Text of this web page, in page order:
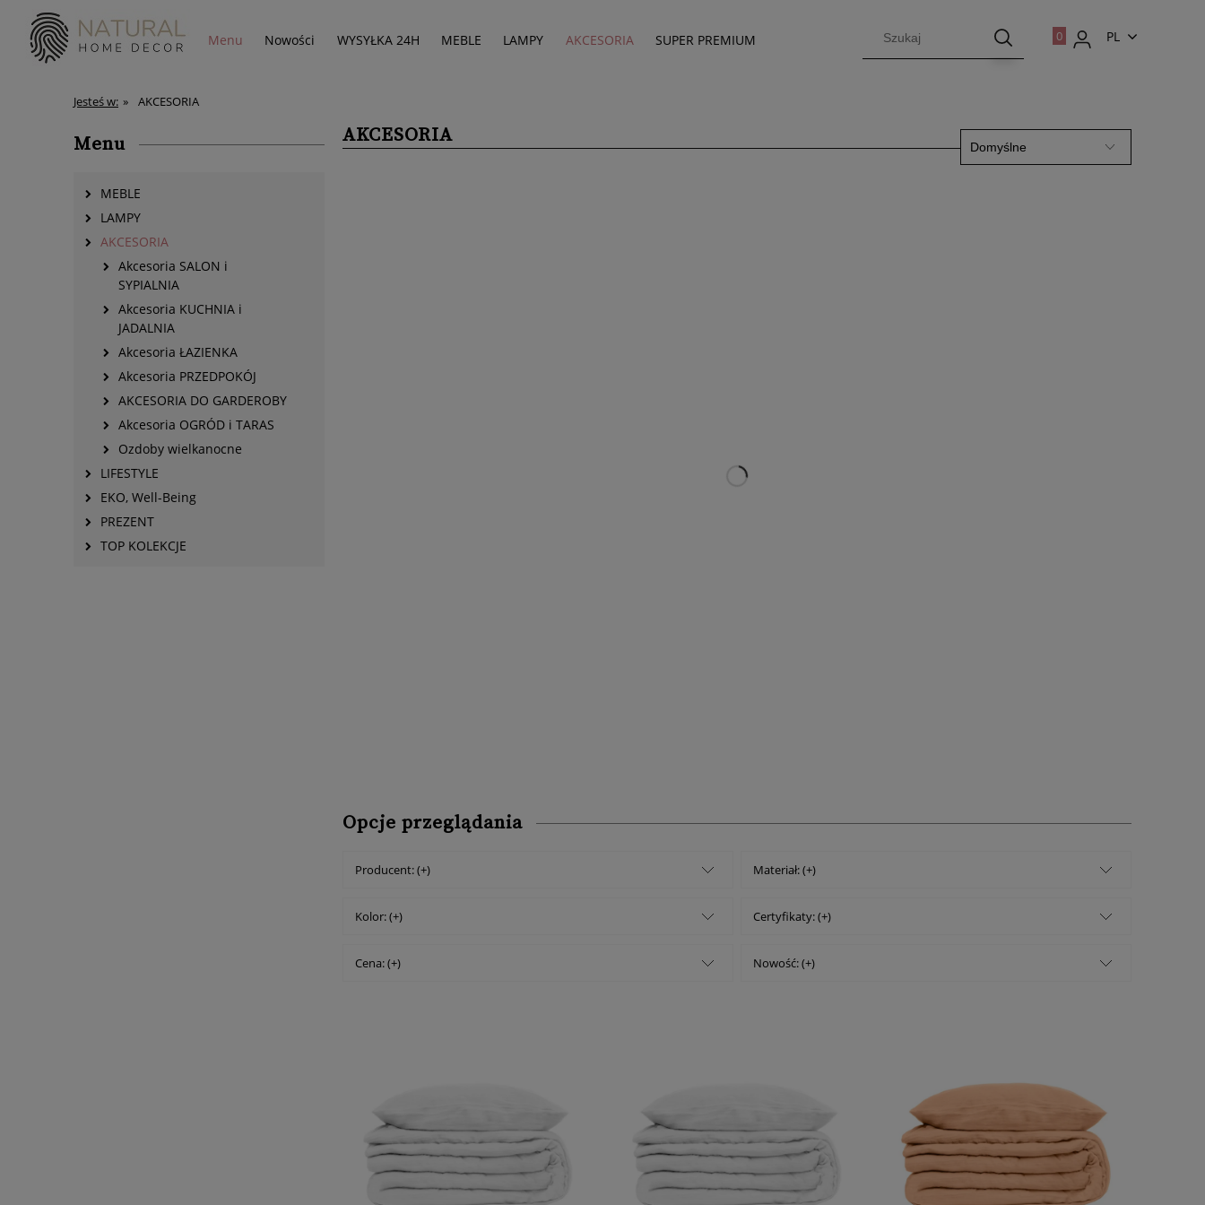
Menu Nowości WYSYŁKA 24H MEBLE LAMPY AKCESORIA SUPER PREMIUM
PL
Jesteś w: » AKCESORIA
Menu
MEBLE
LAMPY
AKCESORIA
Akcesoria SALON i
SYPIALNIA
Akcesoria KUCHNIA i
JADALNIA
Akcesoria ŁAZIENKA
Akcesoria PRZEDPOKÓJ
AKCESORIA DO GARDEROBY
Akcesoria OGRÓD i TARAS
Ozdoby wielkanocne
LIFESTYLE
EKO, Well-Being
PREZENT
TOP KOLEKCJE
AKCESORIA
Opcje przeglądania
Producent: (+) Materiał: (+)
Kolor: (+) Certyfikaty: (+)
Cena: (+) Nowość: (+)